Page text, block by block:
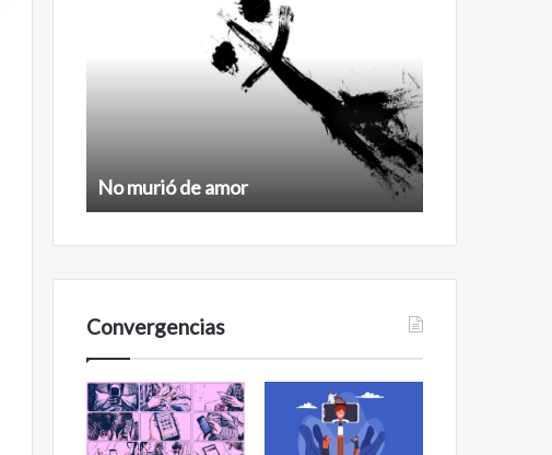
No murió de amor
Convergencias